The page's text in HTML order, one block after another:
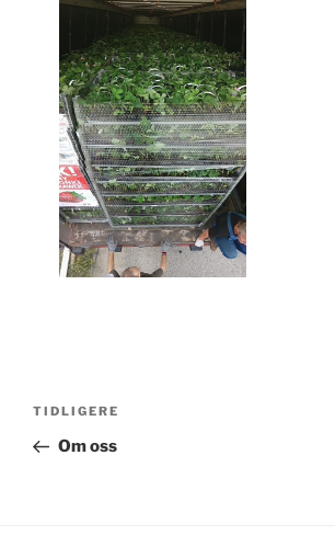
Innleggsnavigasjon
Forrige
innlegg
TIDLIGERE
Om oss